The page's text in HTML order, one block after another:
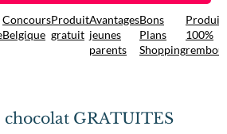
Concours
Belgique
Produit
gratuit
Avantages
jeunes
parents
Bons
Plans
Shopping
Produit
100%
GRATUITES